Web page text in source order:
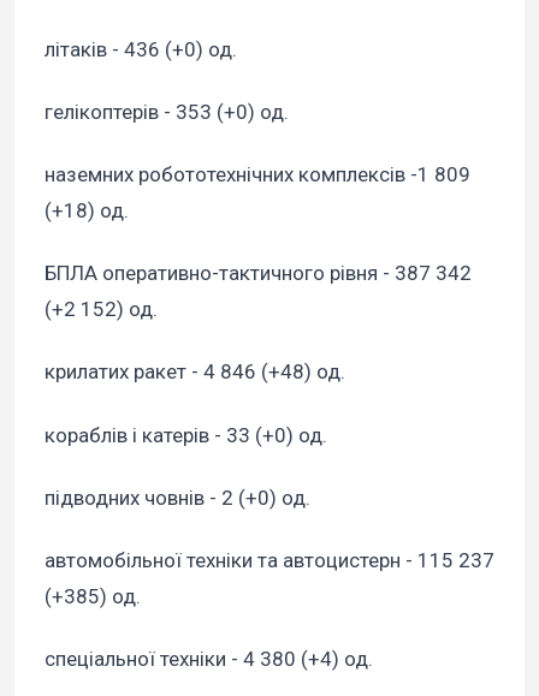
літаків - 436 (+0) од.
гелікоптерів - 353 (+0) од.
наземних робототехнічних комплексів -1 809
(+18) од.
БПЛА оперативно-тактичного рівня - 387 342
(+2 152) од.
крилатих ракет - 4 846 (+48) од.
кораблів і катерів - 33 (+0) од.
підводних човнів - 2 (+0) од.
автомобільної техніки та автоцистерн - 115 237
(+385) од.
спеціальної техніки - 4 380 (+4) од.